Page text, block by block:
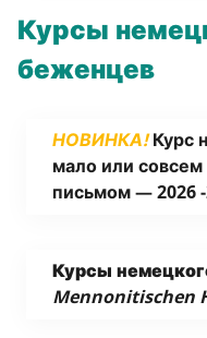
Кур­сы
беженцев
НОВИНКА!Курс
мало или
пись­мом — 2026
Кур­сы
Mennonitischen